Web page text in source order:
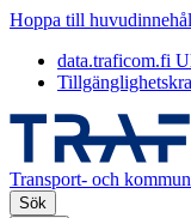
Hoppa till
data.traficom.fi
Transport- och
Sök